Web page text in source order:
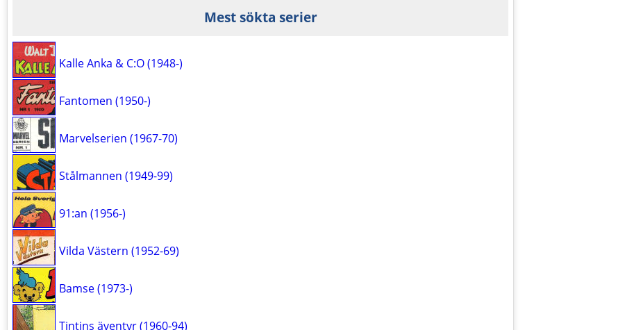
Mest sökta serier
Kalle Anka & C:O (1948-)
Fantomen (1950-)
Marvelserien (1967-70)
Stålmannen (1949-99)
91:an (1956-)
Vilda Västern (1952-69)
Bamse (1973-)
Tintins äventyr (1960-94)